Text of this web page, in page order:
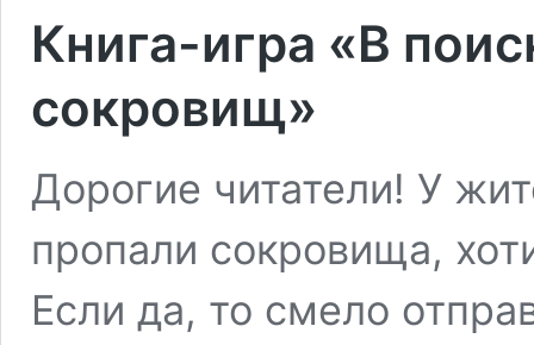
Книга-игра «В
сокровищ»
Дорогие читатели! У
пропали сокровища,
Если да, то смело